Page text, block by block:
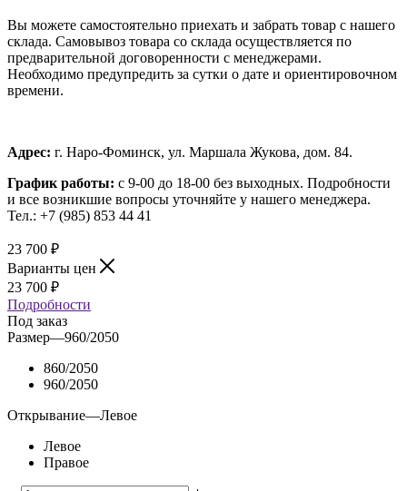
Вы можете самостоятельно приехать и забрать товар с нашего
склада. Самовывоз товара со склада осуществляется по
предварительной договоренности с менеджерами.
Необходимо предупредить за сутки о дате и ориентировочном
времени.
Адрес: г. Наро-Фоминск, ул. Маршала Жукова, дом. 84.
График работы: с 9-00 до 18-00 без выходных. Подробности
и все возникшие вопросы уточняйте у нашего менеджера.
Тел.: +7 (985) 853 44 41
23 700 ₽
Варианты цен
23 700 ₽
Подробности
Под заказ
Размер—960/2050
860/2050
960/2050
Открывание—Левое
Левое
Правое